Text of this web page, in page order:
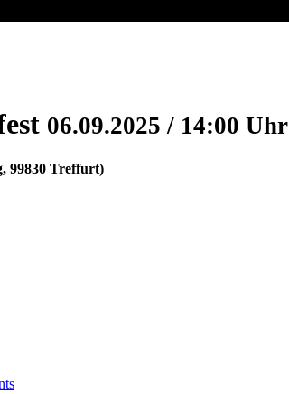
06.09.2025 / 14:00 Uhr
99830 Treffurt)